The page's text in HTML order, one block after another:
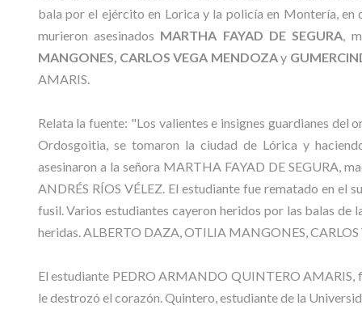
bala por el ejército en Lorica y la policía en Montería,
murieron asesinados MARTHA FAYAD DE SEGURA ,
MANGONES, CARLOS VEGA MENDOZAy
AMARIS.
Relata la fuente: "Los valientes e insignes guardianes
Ordosgoitia, se tomaron la ciudad de Lórica y
asesinaron a la señora MARTHA FAYAD DE SEGURA,
ANDRÉS RÍOS VÉLEZ. El estudiante fue rematado en el
fusil. Varios estudiantes cayeron heridos por las balas
heridas. ALBERTO DAZA, OTILIA MANGONES,
El estudiante PEDRO ARMANDO QUINTERO AMARIS,
le destrozó el corazón. Quintero, estudiante de la